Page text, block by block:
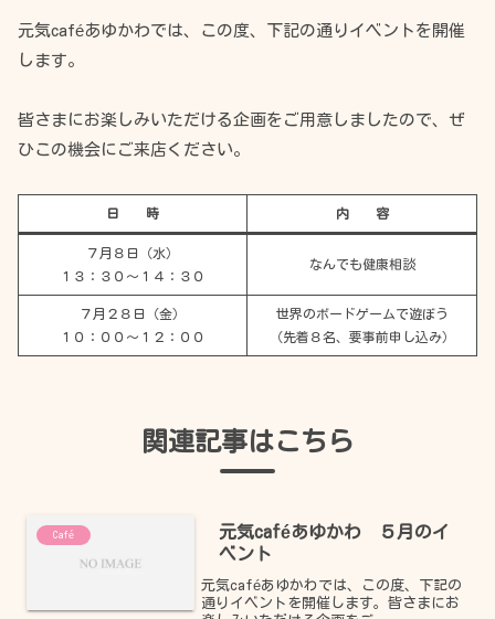
元気caféあゆかわでは、この度、下記の通りイベントを開催
します。
皆さまにお楽しみいただける企画をご用意しましたので、ぜ
ひこの機会にご来店ください。
日 時 内 容
７月８日（水）
１３：３０～１４：３０
なんでも健康相談
７月２８日（金）
１０：００～１２：００
世界のボードゲームで遊ぼう
（先着８名、要事前申し込み）
関連記事はこちら
Café
元気caféあゆかわ ５月のイ
ベント
元気caféあゆかわでは、この度、下記の
通りイベントを開催します。皆さまにお